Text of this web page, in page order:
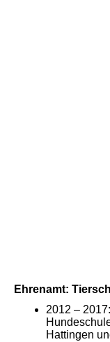
Ehrenamt:
2012 –
Hattingen